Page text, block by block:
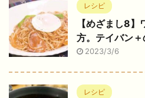
レシピ
【めざまし8
方。テイバン
2023/3/6
レシピ